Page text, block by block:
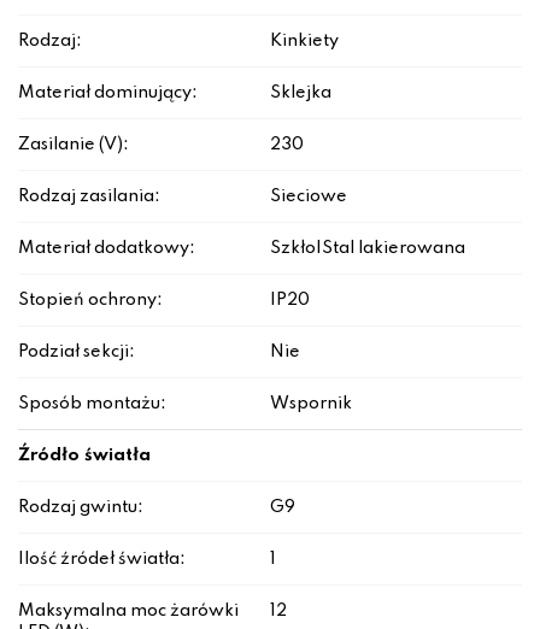
Rodzaj: Kinkiety
Materiał dominujący: Sklejka
Zasilanie (V): 230
Rodzaj zasilania: Sieciowe
Materiał dodatkowy: Szkło|Stal lakierowana
Stopień ochrony: IP20
Podział sekcji: Nie
Sposób montażu: Wspornik
Źródło światła
Rodzaj gwintu: G9
Ilość źródeł światła:
Maksymalna moc żarówki
12